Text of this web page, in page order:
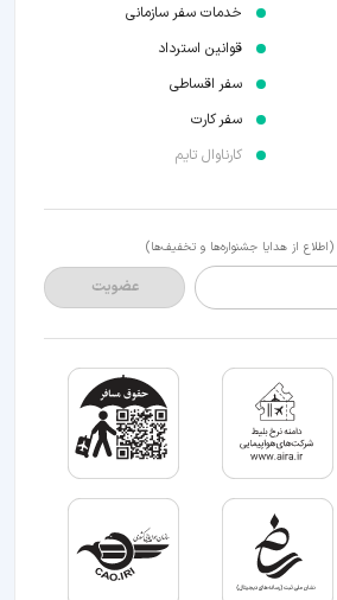
خدمات سفر سازمانی
قوانین استرداد
سفر اقساطی
سفر کارت
کارناوال تایم
(اطلاع از هدایا جشنواره‌ها و تخفیف‌ها)
عضویت